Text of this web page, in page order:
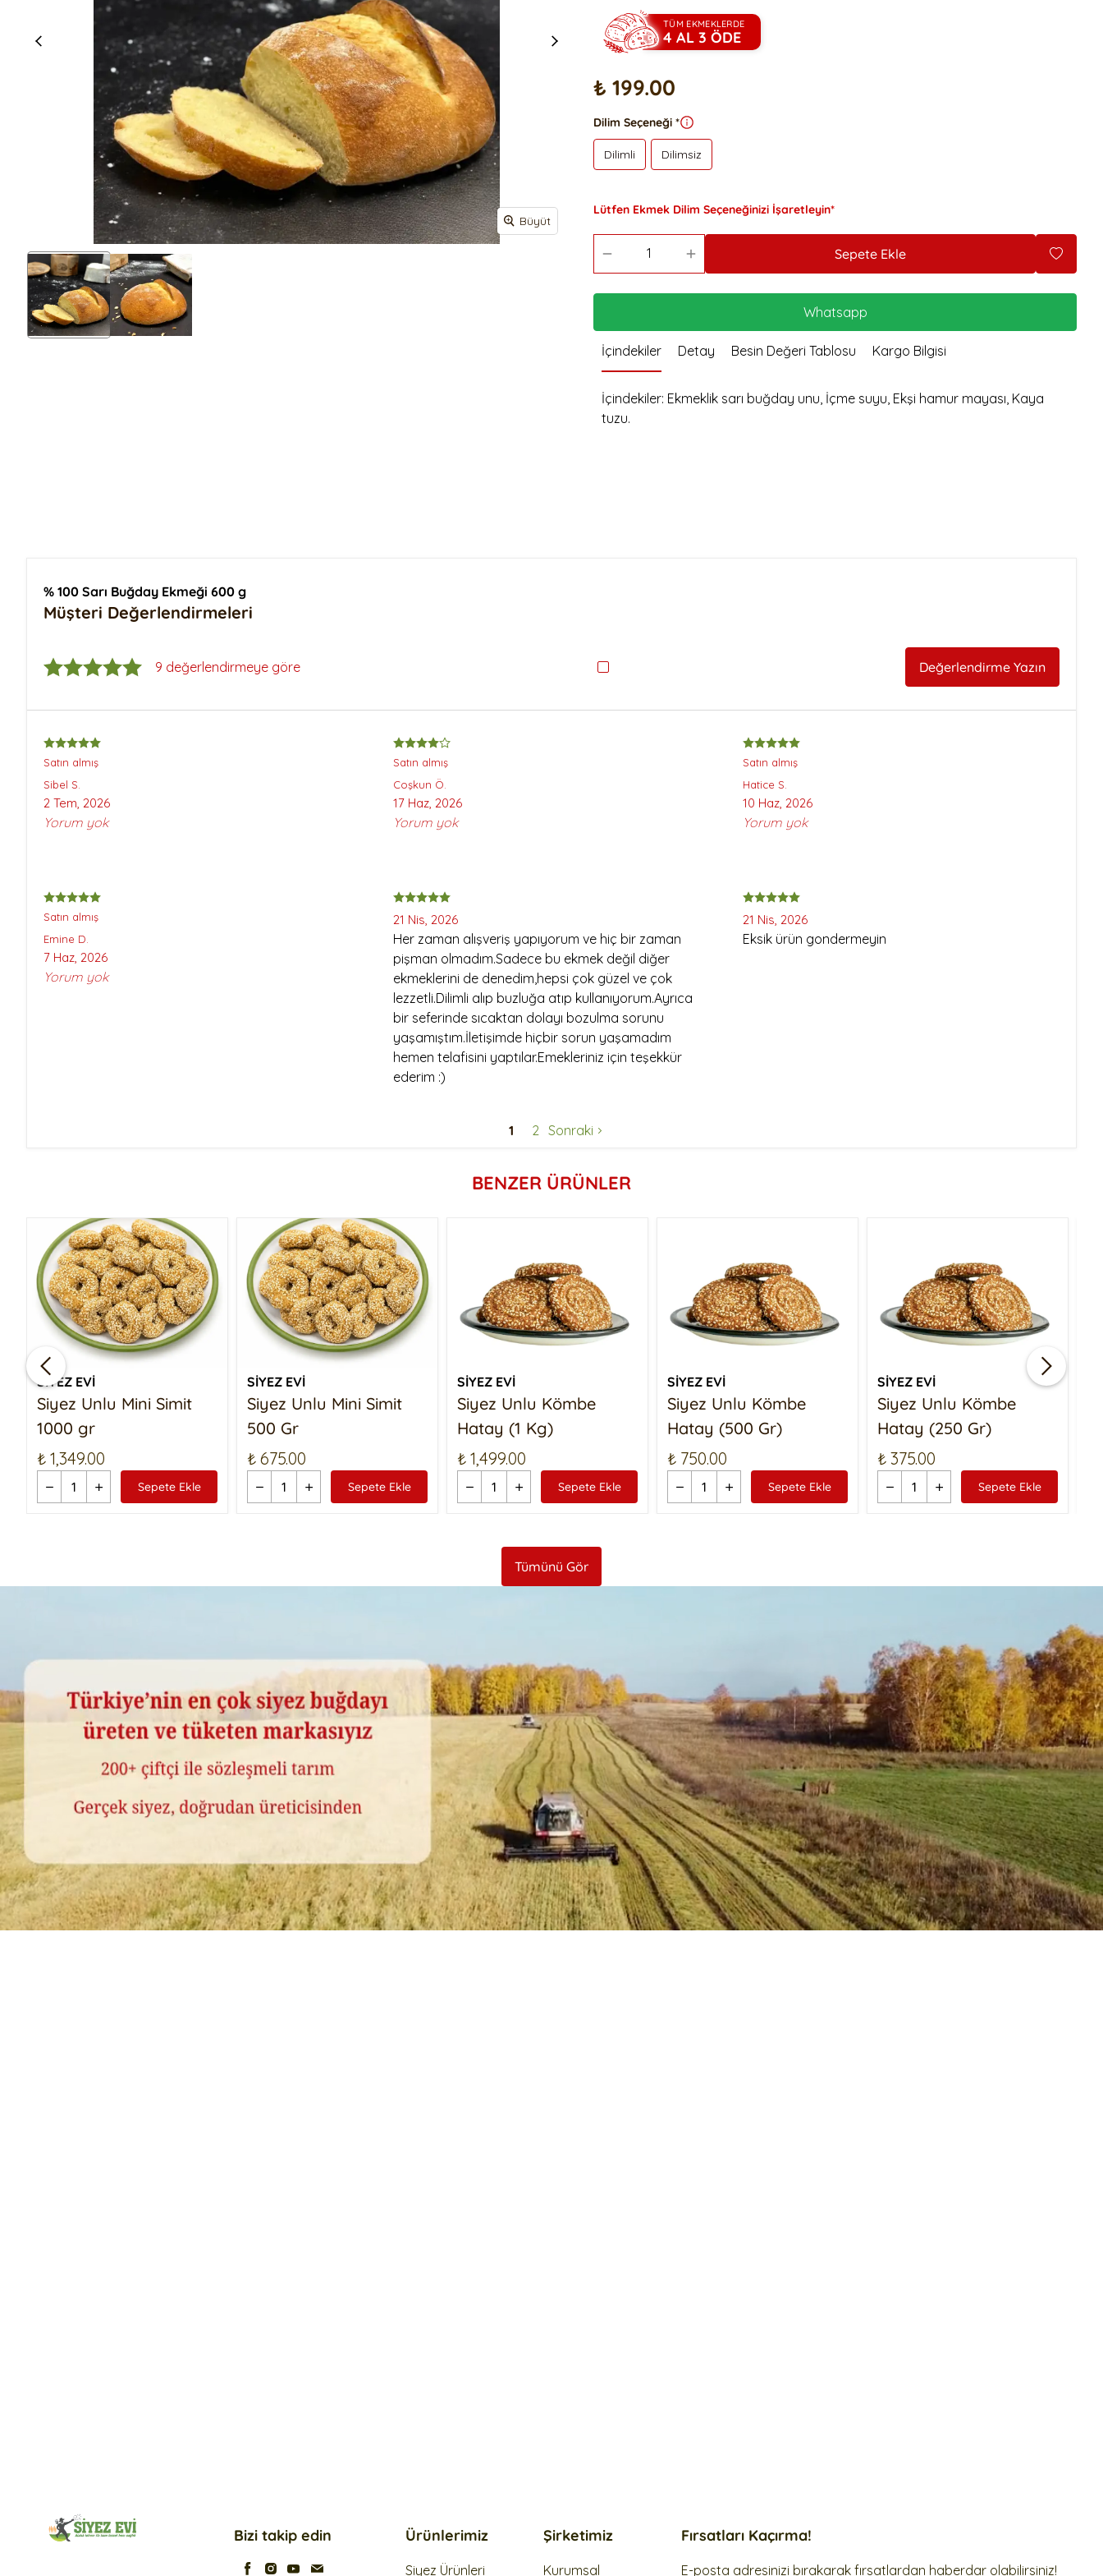
Kuru Domatesli
Siyez Unlu Ay Çekirdekli
Simit 10 Adet
Siyez Unlu Kurutulmuş
Topu
Siyez Unlu Mini Simit
Siyez Kuru Gıdaları
Siyez Buğdayı Dövmesi
(Yarma)
Siyez Buğdayı Ezmesi
Siyez Buğday Unlu Bebek
Siyez Unu
Ekmeği
Zeytin Ezmeli Kapya Biberli Grisini
Büyüt
TÜM EKMEKLERDE
4 AL 3 ÖDE
₺ 199.00
Dilim Seçeneği *
Dilimli Dilimsiz
Lütfen Ekmek Dilim Seçeneğinizi İşaretleyin*
Sepete Ekle
Whatsapp
İçindekiler Detay Besin Değeri Tablosu Kargo Bilgisi
İçindekiler: Ekmeklik sarı buğday unu, İçme suyu, Ekşi hamur mayası, Kaya
tuzu.
% 100 Sarı Buğday Ekmeği 600 g
Müşteri Değerlendirmeleri
9 değerlendirmeye göre Değerlendirme Yazın
Satın almış
Sibel S.
2 Tem, 2026
Yorum yok
Satın almış
Coşkun Ö.
17 Haz, 2026
Yorum yok
Satın almış
Hatice S.
10 Haz, 2026
Yorum yok
Satın almış
Emine D.
7 Haz, 2026
Yorum yok
21 Nis, 2026
Her zaman alışveriş yapıyorum ve hiç bir zaman
pişman olmadım.Sadece bu ekmek değil diğer
ekmeklerini de denedim,hepsi çok güzel ve çok
lezzetli.Dilimli alıp buzluğa atıp kullanıyorum.Ayrıca
bir seferinde sıcaktan dolayı bozulma sorunu
yaşamıştım.İletişimde hiçbir sorun yaşamadım
hemen telafisini yaptılar.Emekleriniz için teşekkür
ederim :)
21 Nis, 2026
Eksik ürün gondermeyin
1 2 Sonraki
BENZER ÜRÜNLER
SİYEZ EVİ
Siyez Unlu Mini Simit
1000 gr
₺ 1,349.00
Sepete Ekle
SİYEZ EVİ
Siyez Unlu Mini Simit
500 Gr
₺ 675.00
Sepete Ekle
SİYEZ EVİ
Siyez Unlu Kömbe
Hatay (1 Kg)
₺ 1,499.00
Sepete Ekle
SİYEZ EVİ
Siyez Unlu Kömbe
Hatay (500 Gr)
₺ 750.00
Sepete Ekle
SİYEZ EVİ
Siyez Unlu Kömbe
Hatay (250 Gr)
₺ 375.00
Sepete Ekle
Tümünü Gör
Bizi takip edin Ürünlerimiz
Siyez Ürünleri
Şirketimiz
Kurumsal
Fırsatları Kaçırma!
E-posta adresinizi bırakarak fırsatlardan haberdar olabilirsiniz!